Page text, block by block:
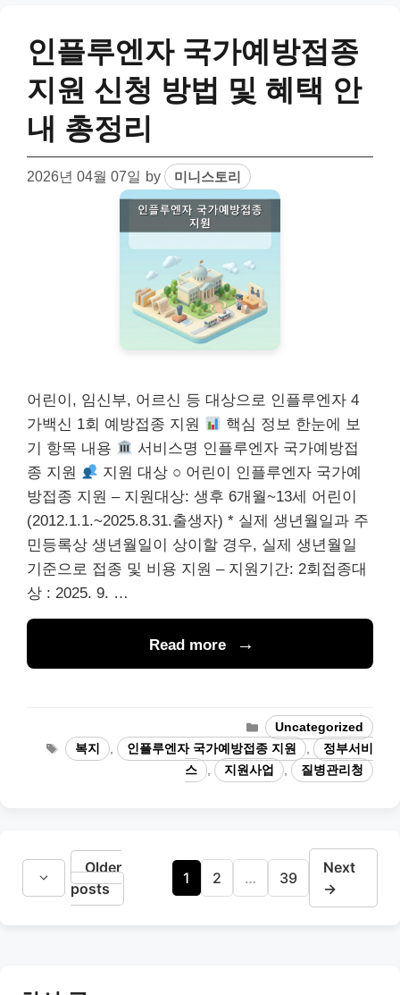
인플루엔자 국가예방접종
지원 신청 방법 및 혜택 안
내 총정리
2026년 04월 07일 by 미니스토리
어린이, 임신부, 어르신 등 대상으로 인플루엔자 4
가백신 1회 예방접종 지원
핵심 정보 한눈에 보
기 항목 내용
서비스명 인플루엔자 국가예방접
종 지원
지원 대상 ○ 어린이 인플루엔자 국가예
방접종 지원 – 지원대상: 생후 6개월~13세 어린이
(2012.1.1.~2025.8.31.출생자) * 실제 생년월일과 주
민등록상 생년월일이 상이할 경우, 실제 생년월일
기준으로 접종 및 비용 지원 – 지원기간: 2회접종대
상 : 2025. 9. …
Read more
Categories
Uncategorized
Tags
복지 , 인플루엔자 국가예방접종 지원 ,
정부서비
스
, 지원사업 , 질병관리청
Older
posts
Page
1 Page
2 … Page
39
Next
→